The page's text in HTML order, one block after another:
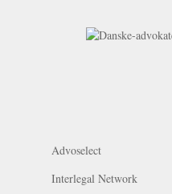
Advoselect
Interlegal Network